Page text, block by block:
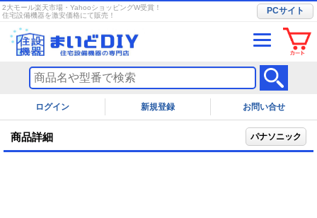
2大モール楽天市場・YahooショッピングW受賞！
住宅設備機器を激安価格にて販売！
PCサイト
ログイン お問い合せ
商品詳細 パナソニック